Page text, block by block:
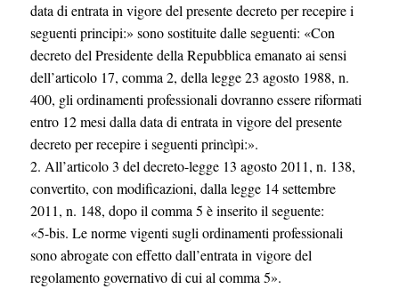
data di entrata in vigore del presente decreto per recepire i
seguenti principi:» sono sostituite dalle seguenti: «Con
decreto del Presidente della Repubblica emanato ai sensi
dell’articolo 17, comma 2, della legge 23 agosto 1988, n.
400, gli ordinamenti professionali dovranno essere riformati
entro 12 mesi dalla data di entrata in vigore del presente
decreto per recepire i seguenti princìpi:».
2. All’articolo 3 del decreto-legge 13 agosto 2011, n. 138,
convertito, con modificazioni, dalla legge 14 settembre
2011, n. 148, dopo il comma 5 è inserito il seguente:
«5-bis. Le norme vigenti sugli ordinamenti professionali
sono abrogate con effetto dall’entrata in vigore del
regolamento governativo di cui al comma 5».